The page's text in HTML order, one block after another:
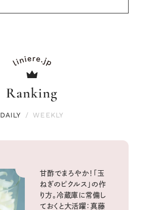
Ranking
DAILY / WEEKLY
甘酢でまろやか！「玉
ねぎのピクルス」の作
り方。冷蔵庫に常備し
ておくと大活躍：真藤